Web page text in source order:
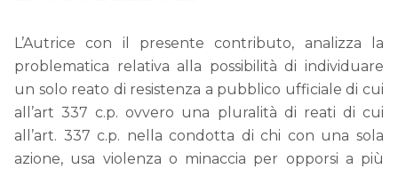
L’Autrice con il presente contributo, analizza la
problematica relativa alla possibilità di individuare
un solo reato di resistenza a pubblico ufficiale di cui
all’art 337 c.p. ovvero una pluralità di reati di cui
all’art. 337 c.p. nella condotta di chi con una sola
azione, usa violenza o minaccia per opporsi a più